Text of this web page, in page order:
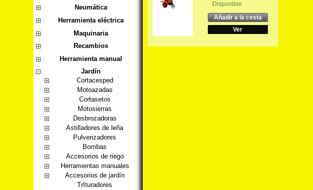
Neumática
Herramienta eléctrica
Maquinaria
Recambios
Herramienta manual
Jardín
Cortacesped
Motoazadas
Cortasetos
Motosierras
Desbrozadoras
Astilladores de leña
Pulverizadores
Bombas
Accesorios de riego
Herramientas manuales
Accesorios de jardín
TrIturadores
Disponible
Añadir a la cesta
Ver